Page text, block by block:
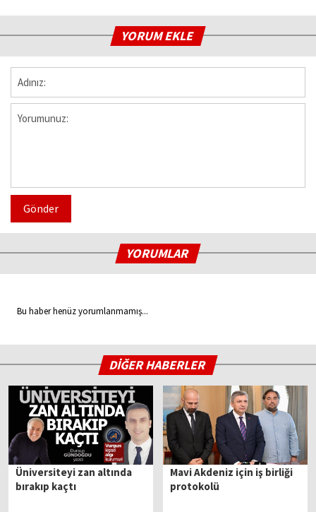
YORUM EKLE
Gönder
YORUMLAR
Bu haber henüz yorumlanmamış...
DİĞER HABERLER
Üniversiteyi zan altında
bırakıp kaçtı
Mavi Akdeniz için iş birliği
protokolü